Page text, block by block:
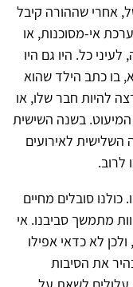
אחרי שההורה קיבל
אי-מסוכנות, או
כל. היו גם היו
בו כתב הילד שהוא
להיות חבר שלו, או
המיעוט. בשנה השישית
השלישית לאירועים
לרוב.
סובלים מחיים
מתמשך סביבנו. אי
לא כדאי אפילו
את הסיבות